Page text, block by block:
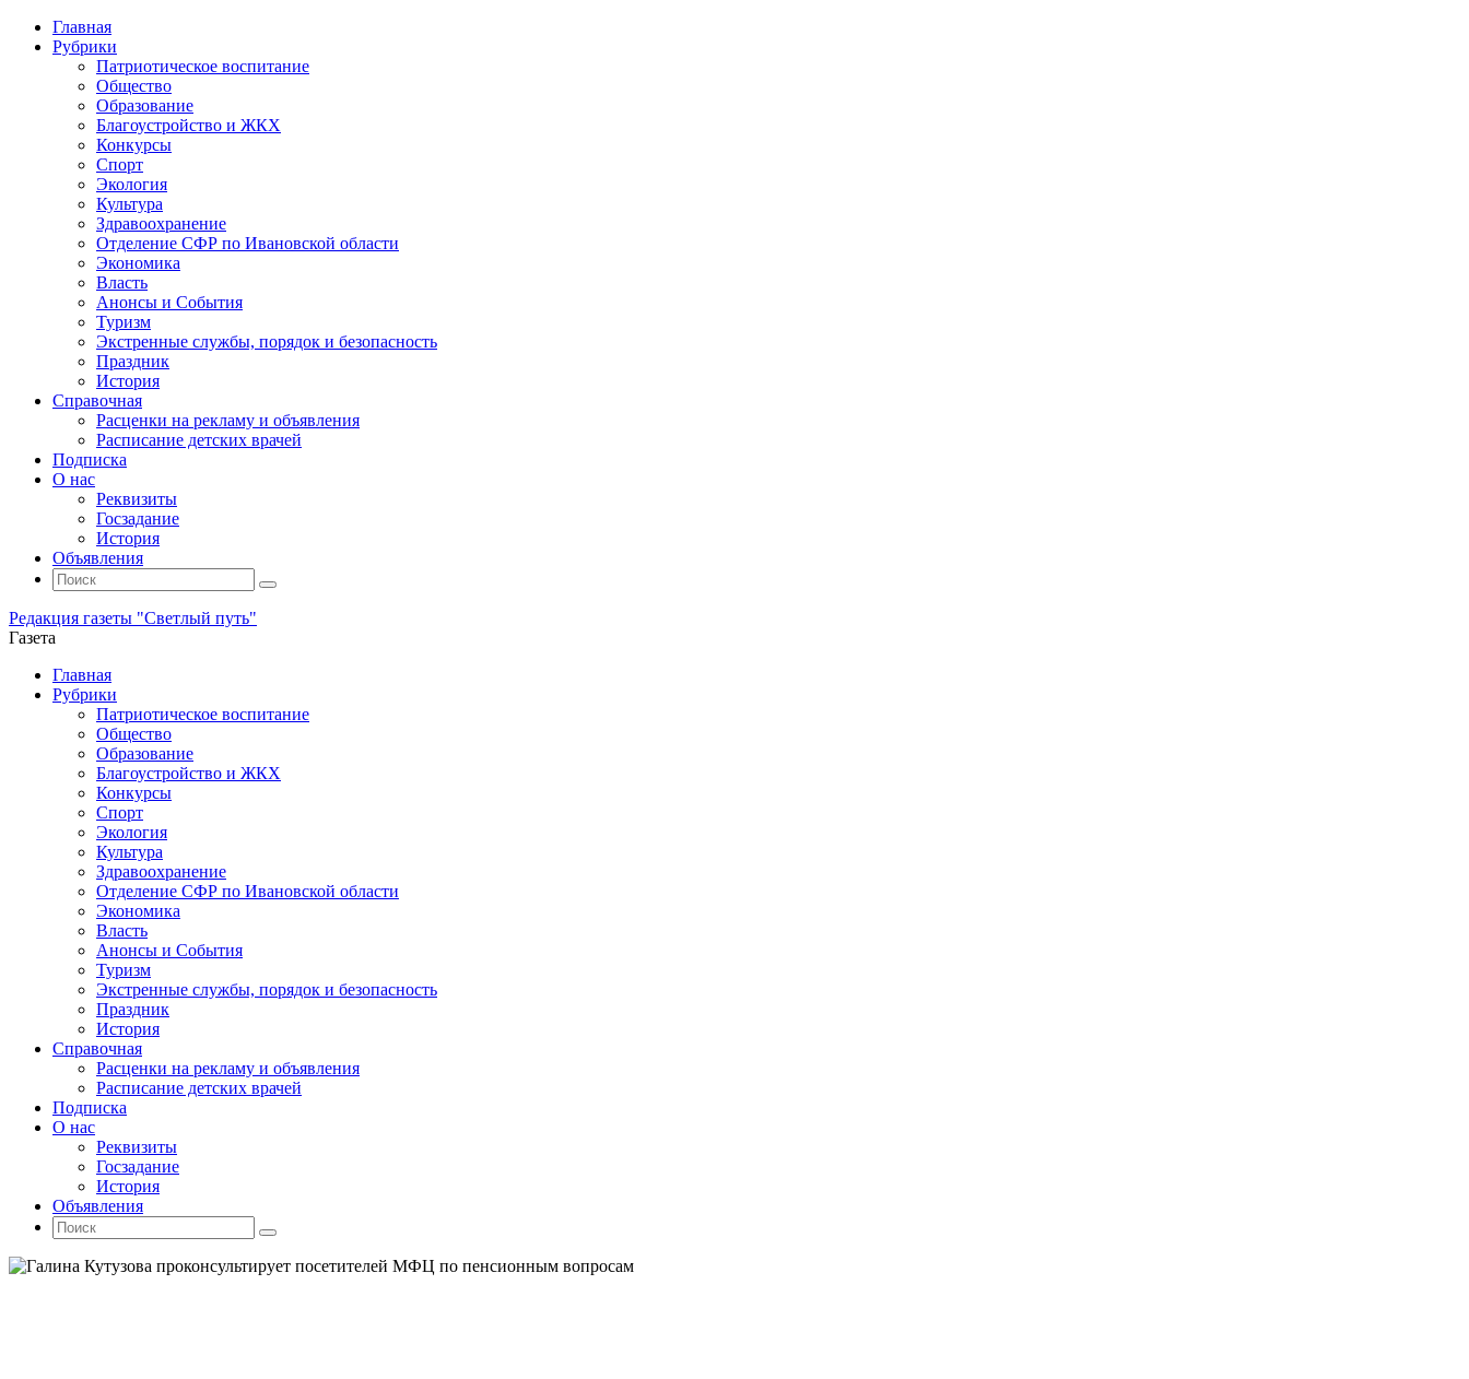
Главная
Рубрики
Патриотическое воспитание
Общество
Образование
Благоустройство и ЖКХ
Конкурсы
Спорт
Экология
Культура
Здравоохранение
Отделение СФР по Ивановской области
Экономика
Власть
Анонсы и События
Туризм
Экстренные службы, порядок и безопасность
Праздник
История
Справочная
Расценки на рекламу и объявления
Расписание детских врачей
Подписка
О нас
Реквизиты
Госзадание
История
Объявления
Поиск
Искать:
Поиск
Редакция газеты "Светлый путь"
Газета
Промотать
содержимому
Главная
Рубрики
Патриотическое воспитание
Общество
Образование
Благоустройство и ЖКХ
Конкурсы
Спорт
Экология
Культура
Здравоохранение
Отделение СФР по Ивановской области
Экономика
Власть
Анонсы и События
Туризм
Экстренные службы, порядок и безопасность
Праздник
История
Справочная
Расценки на рекламу и объявления
Расписание детских врачей
Подписка
О нас
Реквизиты
Госзадание
История
Объявления
Поиск
Искать:
Поиск